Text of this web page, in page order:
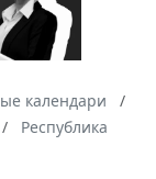
календари
Республика